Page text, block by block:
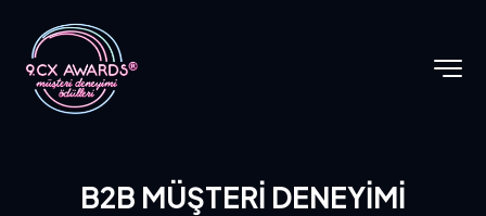
B2B MÜŞTERİ DENEYİMİ